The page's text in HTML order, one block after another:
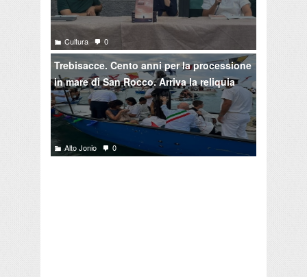
Cultura 0
Trebisacce. Cento anni per la processione
in mare di San Rocco. Arriva la reliquia
Alto Jonio 0